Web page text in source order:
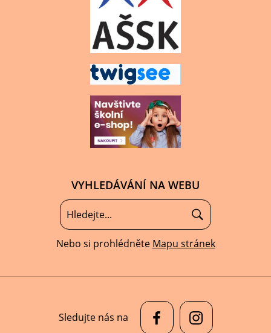
VYHLEDÁVÁNÍ NA WEBU
Nebo si prohlédněte Mapu stránek
Sledujte nás na